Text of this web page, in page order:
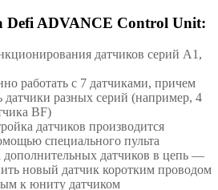
Defi ADVANCE Control Unit:
датчиков серий A1,
работать с 7 датчиками, причем
разных серий (например, 4
BF)
датчиков производится
специального пульта
дополнительных датчиков в цепь —
новый датчик коротким проводом
к юниту датчиком